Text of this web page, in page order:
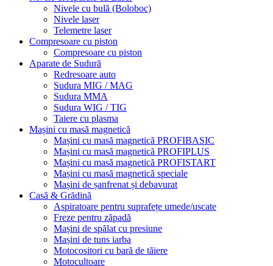
Nivele cu bulă (Boloboc)
Nivele laser
Telemetre laser
Compresoare cu piston
Compresoare cu piston
Aparate de Sudură
Redresoare auto
Sudura MIG / MAG
Sudura MMA
Sudura WIG / TIG
Taiere cu plasma
Mașini cu masă magnetică
Mașini cu masă magnetică PROFIBASIC
Mașini cu masă magnetică PROFIPLUS
Mașini cu masă magnetică PROFISTART
Mașini cu masă magnetică speciale
Mașini de șanfrenat și debavurat
Casă & Grădină
Aspiratoare pentru suprafețe umede/uscate
Freze pentru zăpadă
Mașini de spălat cu presiune
Mașini de tuns iarba
Motocositori cu bară de tăiere
Motocultoare